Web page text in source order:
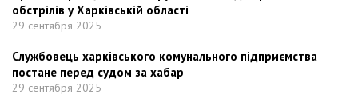
обстрілів у Харківській області
29 сентября 2025
Службовець харківського комунального підприємства
постане перед судом за хабар
29 сентября 2025